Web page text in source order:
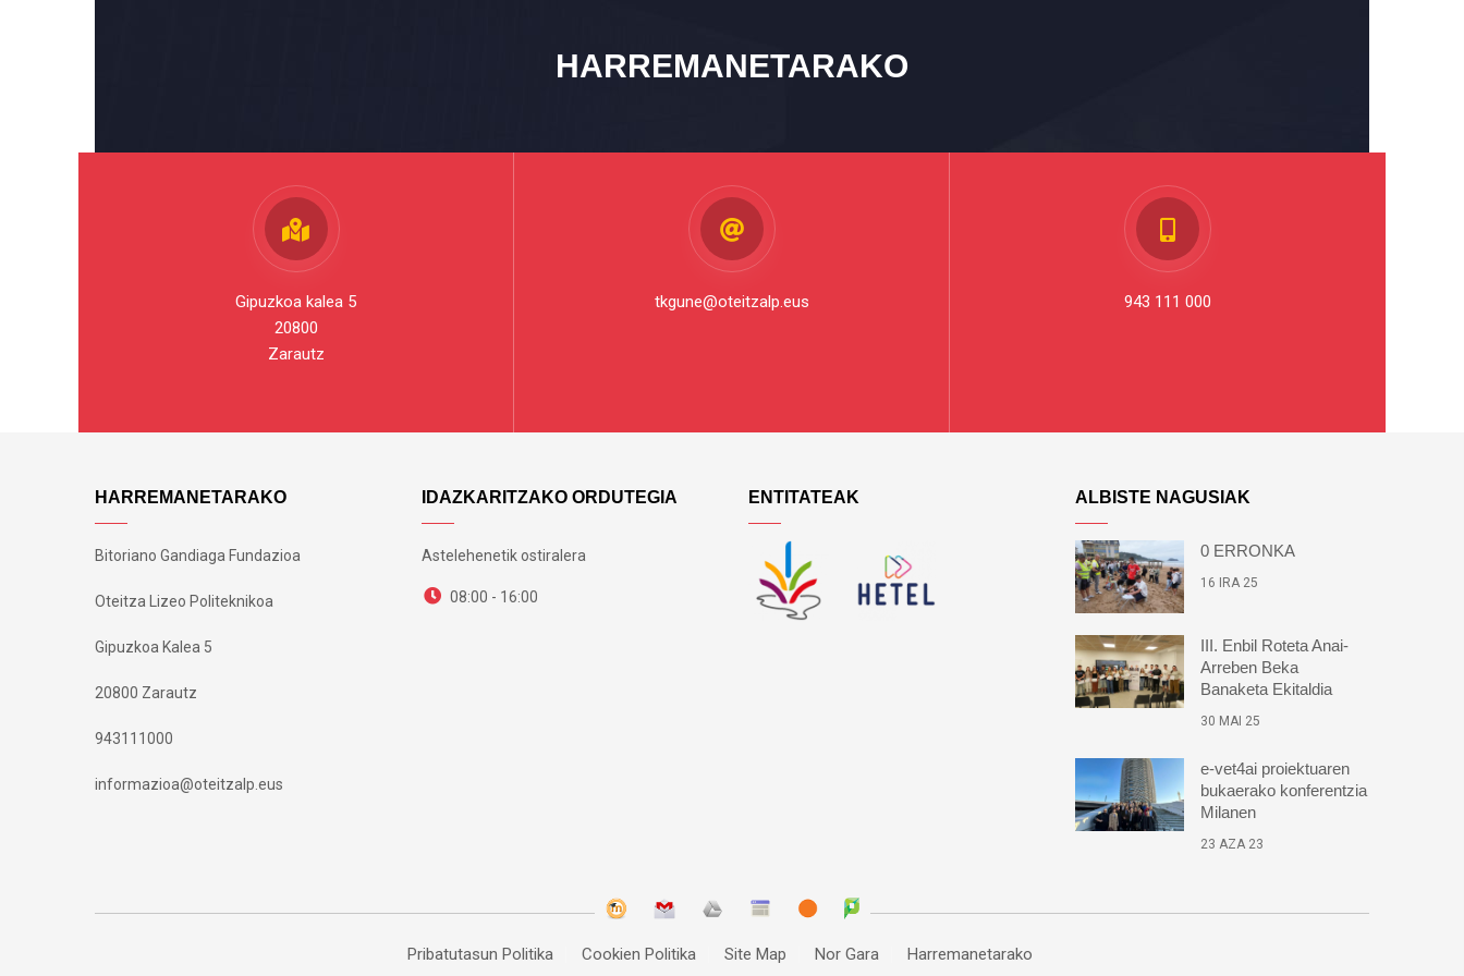
HARREMANETARAKO
Gipuzkoa kalea 5
20800
Zarautz
tkgune@oteitzalp.eus 943 111 000
HARREMANETARAKO
Bitoriano Gandiaga Fundazioa
Oteitza Lizeo Politeknikoa
Gipuzkoa Kalea 5
20800 Zarautz
943111000
informazioa@oteitzalp.eus
IDAZKARITZAKO ORDUTEGIA
Astelehenetik ostiralera
08:00 - 16:00
ENTITATEAK ALBISTE NAGUSIAK
0 ERRONKA
16 IRA 25
III. Enbil Roteta Anai-
Arreben Beka
Banaketa Ekitaldia
30 MAI 25
e-vet4ai proiektuaren
bukaerako konferentzia
Milanen
23 AZA 23
Pribatutasun Politika Cookien Politika Site Map Nor Gara Harremanetarako